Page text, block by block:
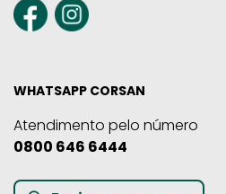
WHATSAPP CORSAN
Atendimento pelo número
0800 646 6444